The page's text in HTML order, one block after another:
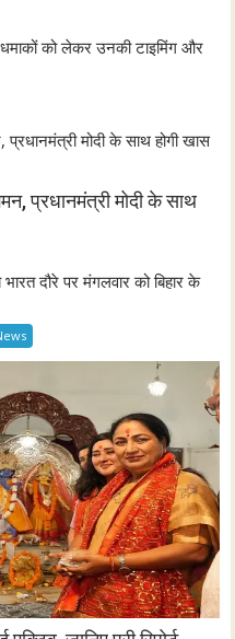
धमाकों को लेकर उनकी टाइमिंग और
प्रधानमंत्री मोदी के साथ
भारत दौरे पर मंगलवार को बिहार के